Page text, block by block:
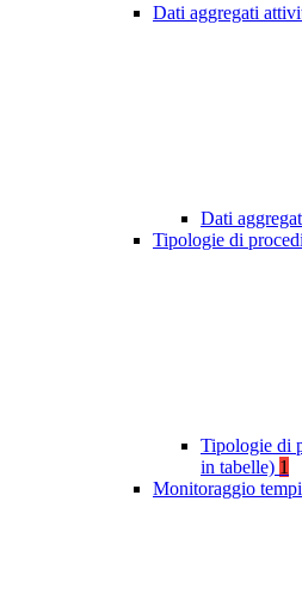
Dati aggregati
Dati
Tipologie di
Tipologie di
in tabelle) 1
Monitoraggio